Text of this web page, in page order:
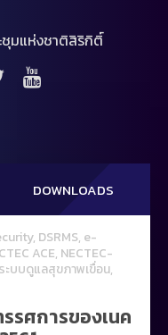
ชุมแห่งชาติสิริกิติ์
DOWNLOADS
, DSRMS, e-
ACE, NECTEC-
ระบบดูแลสุขภาพเขื่อน,
รศการของเนค